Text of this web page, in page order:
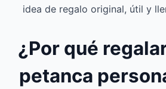
idea de regalo original, útil y
¿Por qué
petanca